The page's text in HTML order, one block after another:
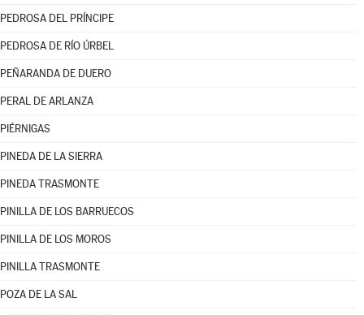
PEDROSA DEL PRÍNCIPE
PEDROSA DE RÍO ÚRBEL
PEÑARANDA DE DUERO
PERAL DE ARLANZA
PIÉRNIGAS
PINEDA DE LA SIERRA
PINEDA TRASMONTE
PINILLA DE LOS BARRUECOS
PINILLA DE LOS MOROS
PINILLA TRASMONTE
POZA DE LA SAL